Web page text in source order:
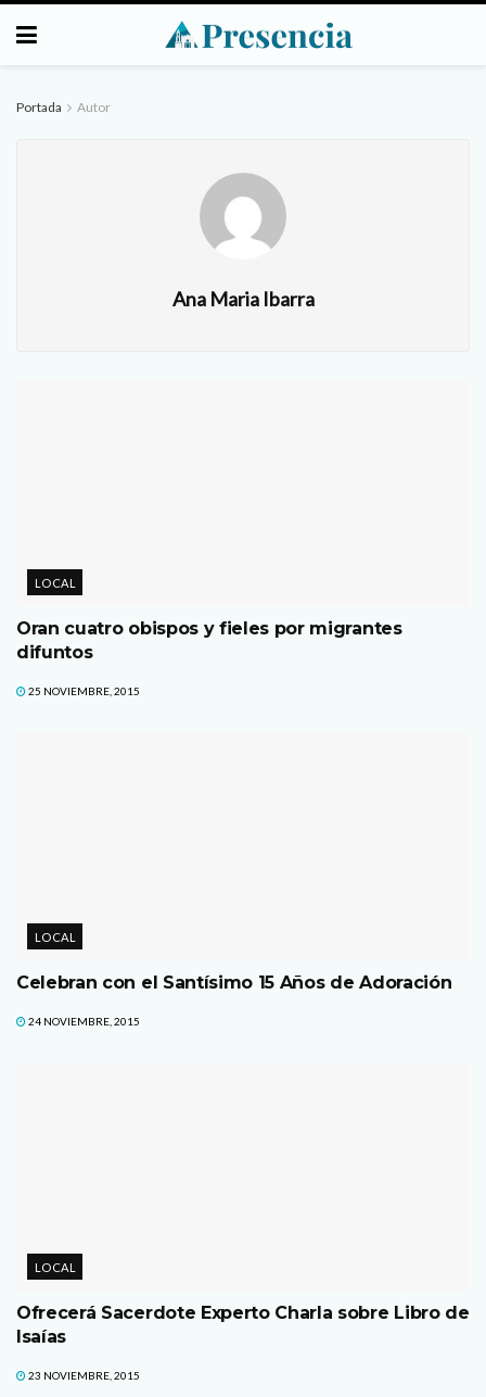
Portada Autor
Ana Maria Ibarra
LOCAL
Oran cuatro obispos y fieles por migrantes
difuntos
25 NOVIEMBRE, 2015
LOCAL
Celebran con el Santísimo 15 Años de Adoración
24 NOVIEMBRE, 2015
LOCAL
Ofrecerá Sacerdote Experto Charla sobre Libro de
Isaías
23 NOVIEMBRE, 2015